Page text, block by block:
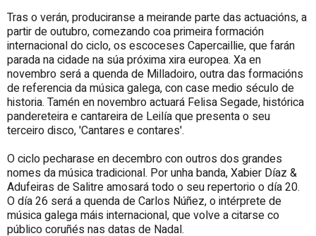
Tras o verán, produciranse a meirande parte das actuacións, a
partir de outubro, comezando coa primeira formación
internacional do ciclo, os escoceses Capercaillie, que farán
parada na cidade na súa próxima xira europea. Xa en
novembro será a quenda de Milladoiro, outra das formacións
de referencia da música galega, con case medio século de
historia. Tamén en novembro actuará Felisa Segade, histórica
pandereteira e cantareira de Leilía que presenta o seu
terceiro disco, 'Cantares e contares'.
O ciclo pecharase en decembro con outros dos grandes
nomes da música tradicional. Por unha banda, Xabier Díaz &
Adufeiras de Salitre amosará todo o seu repertorio o día 20.
O día 26 será a quenda de Carlos Núñez, o intérprete de
música galega máis internacional, que volve a citarse co
público coruñés nas datas de Nadal.